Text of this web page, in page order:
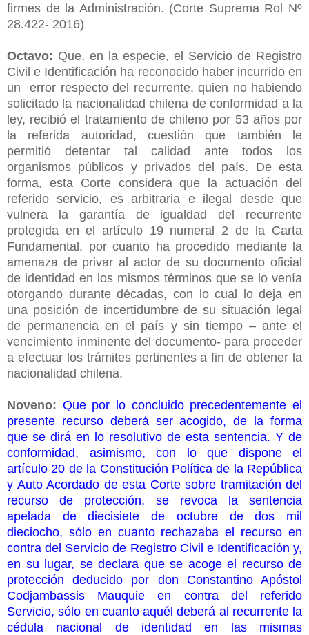
firmes de la Administración. (Corte Suprema Rol Nº
28.422- 2016)
Octavo: Que, en la especie, el Servicio de Registro
Civil e Identificación ha reconocido haber incurrido en
un error respecto del recurrente, quien no habiendo
solicitado la nacionalidad chilena de conformidad a la
ley, recibió el tratamiento de chileno por 53 años por
la referida autoridad, cuestión que también le
permitió detentar tal calidad ante todos los
organismos públicos y privados del país. De esta
forma, esta Corte considera que la actuación del
referido servicio, es arbitraria e ilegal desde que
vulnera la garantía de igualdad del recurrente
protegida en el artículo 19 numeral 2 de la Carta
Fundamental, por cuanto ha procedido mediante la
amenaza de privar al actor de su documento oficial
de identidad en los mismos términos que se lo venía
otorgando durante décadas, con lo cual lo deja en
una posición de incertidumbre de su situación legal
de permanencia en el país y sin tiempo – ante el
vencimiento inminente del documento- para proceder
a efectuar los trámites pertinentes a fin de obtener la
nacionalidad chilena.
Noveno: Que por lo concluido precedentemente el
presente recurso deberá ser acogido, de la forma
que se dirá en lo resolutivo de esta sentencia. Y de
conformidad, asimismo, con lo que dispone el
artículo 20 de la Constitución Política de la República
y Auto Acordado de esta Corte sobre tramitación del
recurso de protección, se revoca la sentencia
apelada de diecisiete de octubre de dos mil
dieciocho, sólo en cuanto rechazaba el recurso en
contra del Servicio de Registro Civil e Identificación y,
en su lugar, se declara que se acoge el recurso de
protección deducido por don Constantino Apóstol
Codjambassis Mauquie en contra del referido
Servicio, sólo en cuanto aquél deberá al recurrente la
cédula nacional de identidad en las mismas